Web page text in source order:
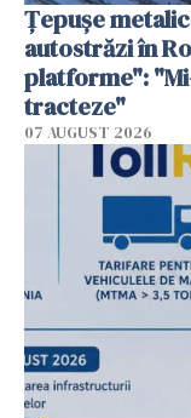
Țepușe
autostrăzi în
platforme":
tracteze"
07 AUGUST 2026